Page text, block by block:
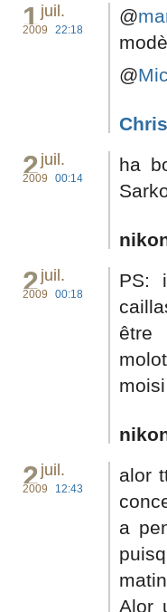
1juil.
2009 22:18
@
@
2juil.
2009 00:14
ha
2juil.
2009 00:18
PS:
2juil.
2009 12:43
alor
a
Alor